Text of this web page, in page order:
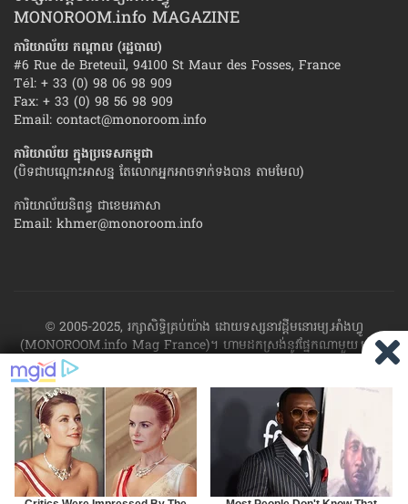
MONOROOM.info MAGAZINE
ការិយាល័យ កណ្ដាល (រដ្ឋបាល)
#6 Rue de Breteuil, 94100 St Maur des Fosses, France
Tél: + 33 (0) 98 06 98 909
Fax: + 33 (0) 98 56 98 909
Email: contact@monoroom.info
ការិយាល័យ ក្នុង​ប្រទេស​កម្ពុជា
(បិទជាបណ្ដោះអាសន្ន តែលោកអ្នកអាចទាក់ទងបាន តាមមែល)
ការិយាល័យនិពន្ធ ជាខេមរភាសា
Email: khmer@monoroom.info
© 2005-2025, រក្សាសិទ្ធិគ្រប់យ៉ាង ដោយទស្សនាវដ្ដី​មនោរម្យ.អាំងហ្វូ
(MONOROOM.info Mag France)។ ហាម​ដក​ស្រង់​នូវ​ផ្នែក​ណា​មួយ​ ឬ​ផ្នែក​
ទាំង​អស់ ​នៃ​ការ​ផ្សាយ​របស់​ទស្សនាវដ្ដី​​មនោរម្យ.អាំងហ្វូ យក​ទៅ​​បោះពុម្ព នៅ
លើក្រដាស ឬតាម​ប្រព័ន្ធ​អេឡិច​ត្រូនិច - ផ្សាយ​តាម​រលក​ធាតុអាកាស ឬតាមប្រព័ន្ធ
អេឡិចត្រូនិច - សរសេរ​ឡើង​វិញ ឬ​ចែក​ចាយ​ តាមវិធីណាក៏ដោយ ដោយ​គ្មាន​ការ​
យល់ព្រម ជា​លាយ​លក្ខណ៍​អក្សរ​ ពី​ចាងហ្វាង​ការ​ផ្សាយ​។ផ្ទុយមកវិញ ដើម្បី​ទទួល​
បាននូវសិទ្ធិ​ទាំងនេះ សូម​ទាក់​ទង​មក​ទស្សនាវដ្ដី។
RSS SP MIRROR ARCHIVE